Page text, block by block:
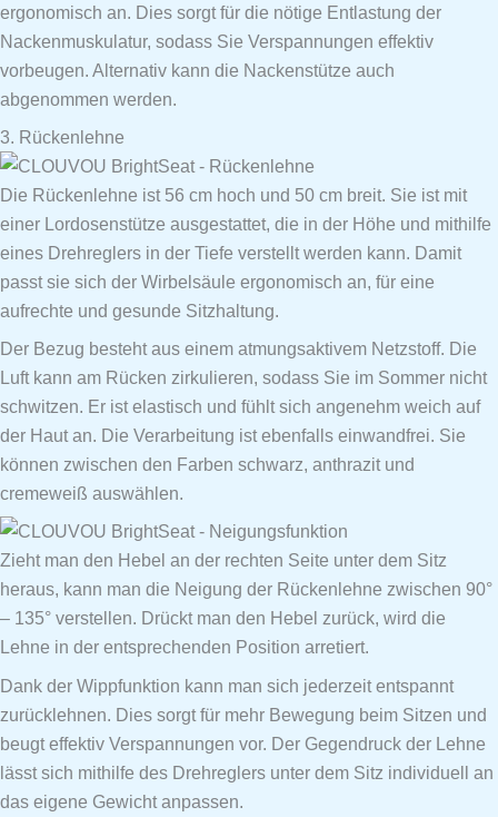
ergonomisch an. Dies sorgt für die nötige Entlastung der
Nackenmuskulatur, sodass Sie Verspannungen effektiv
vorbeugen. Alternativ kann die Nackenstütze auch
abgenommen werden.
3. Rückenlehne
Die Rückenlehne ist 56 cm hoch und 50 cm breit. Sie ist mit
einer Lordosenstütze ausgestattet, die in der Höhe und mithilfe
eines Drehreglers in der Tiefe verstellt werden kann. Damit
passt sie sich der Wirbelsäule ergonomisch an, für eine
aufrechte und gesunde Sitzhaltung.
Der Bezug besteht aus einem atmungsaktivem Netzstoff. Die
Luft kann am Rücken zirkulieren, sodass Sie im Sommer nicht
schwitzen. Er ist elastisch und fühlt sich angenehm weich auf
der Haut an. Die Verarbeitung ist ebenfalls einwandfrei. Sie
können zwischen den Farben schwarz, anthrazit und
cremeweiß auswählen.
Zieht man den Hebel an der rechten Seite unter dem Sitz
heraus, kann man die Neigung der Rückenlehne zwischen 90°
– 135° verstellen. Drückt man den Hebel zurück, wird die
Lehne in der entsprechenden Position arretiert.
Dank der Wippfunktion kann man sich jederzeit entspannt
zurücklehnen. Dies sorgt für mehr Bewegung beim Sitzen und
beugt effektiv Verspannungen vor. Der Gegendruck der Lehne
lässt sich mithilfe des Drehreglers unter dem Sitz individuell an
das eigene Gewicht anpassen.